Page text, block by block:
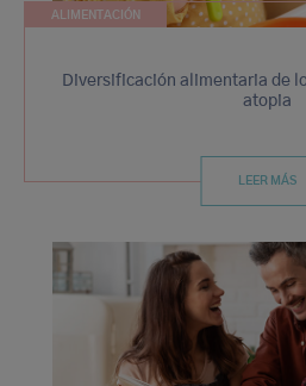
ALIMENTACIÓN
Diversificación alimentaria de
atopia
LEER MÁS